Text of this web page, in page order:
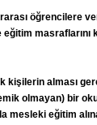
öğrencilere
masraflarını
kişilerin alması
olmayan) bir
mesleki eğitim